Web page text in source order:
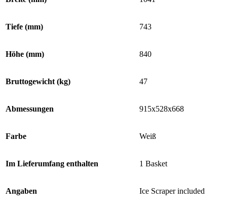
Tiefe (mm) 743
Höhe (mm) 840
Bruttogewicht (kg) 47
Abmessungen 915x528x668
Farbe Weiß
Im Lieferumfang enthalten 1 Basket
Angaben Ice Scraper included